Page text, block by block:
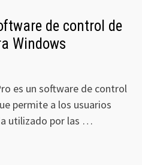
de control de
Windows
es un software de control
permite a los usuarios
utilizado por las …